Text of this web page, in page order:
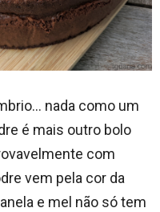
nada como um
é mais outro bolo
com
vem pela cor da
e mel não só tem